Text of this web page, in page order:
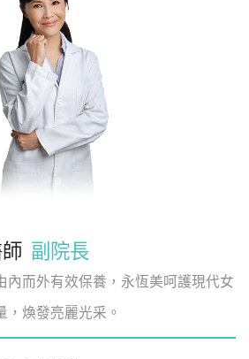
副院長
內而外有效保養，永恆美呵護現代女
煥發亮麗光采。